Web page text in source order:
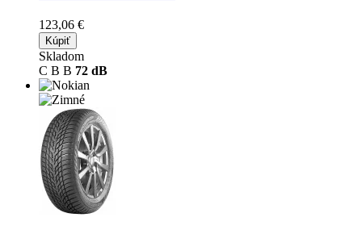
123,06 €
Kúpiť
Skladom
C B B 72 dB